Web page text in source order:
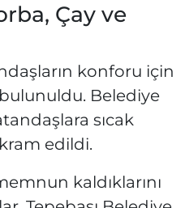
Çay ve
konforu için
Belediye
sıcak
edildi.
kaldıklarını